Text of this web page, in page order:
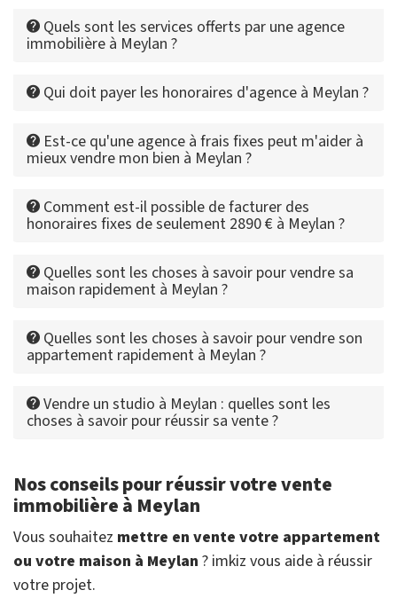
Quels sont les services offerts par une agence
immobilière à Meylan ?
Qui doit payer les honoraires d'agence à Meylan ?
Est-ce qu'une agence à frais fixes peut m'aider à
mieux vendre mon bien à Meylan ?
Comment est-il possible de facturer des
honoraires fixes de seulement 2890 € à Meylan ?
Quelles sont les choses à savoir pour vendre sa
maison rapidement à Meylan ?
Quelles sont les choses à savoir pour vendre son
appartement rapidement à Meylan ?
Vendre un studio à Meylan : quelles sont les
choses à savoir pour réussir sa vente ?
Nos conseils pour réussir votre vente
immobilière à Meylan
Vous souhaitez mettre en vente votre appartement
ou votre maison à Meylan ? imkiz vous aide à réussir
votre projet.